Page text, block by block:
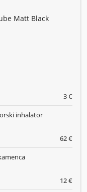
Matt Black
3 €
62 €
inhalator
12 €